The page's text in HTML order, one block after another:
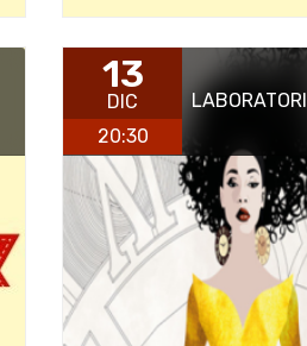
13
DIC
20:30
LABORATORI